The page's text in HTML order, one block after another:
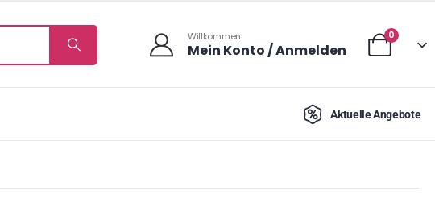
Willkommen
Mein Konto / Anmelden
0
Aktuelle Angebote